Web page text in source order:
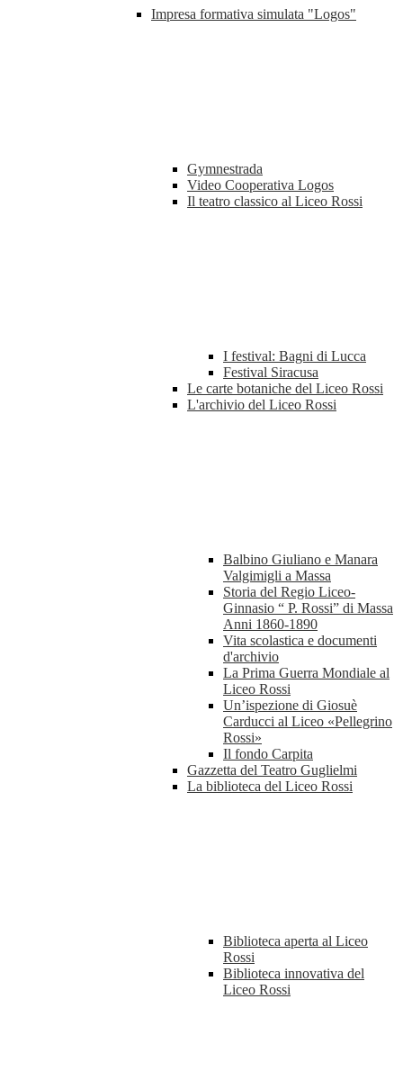
Impresa formativa simulata "Logos"
Gymnestrada
Video Cooperativa Logos
Il teatro classico al Liceo Rossi
I festival: Bagni di Lucca
Festival Siracusa
Le carte botaniche del Liceo Rossi
L'archivio del Liceo Rossi
Balbino Giuliano e Manara
Valgimigli a Massa
Storia del Regio Liceo-
Ginnasio “ P. Rossi” di Massa
Anni 1860-1890
Vita scolastica e documenti
d'archivio
La Prima Guerra Mondiale al
Liceo Rossi
Un’ispezione di Giosuè
Carducci al Liceo «Pellegrino
Rossi»
Il fondo Carpita
Gazzetta del Teatro Guglielmi
La biblioteca del Liceo Rossi
Biblioteca aperta al Liceo
Rossi
Biblioteca innovativa del
Liceo Rossi